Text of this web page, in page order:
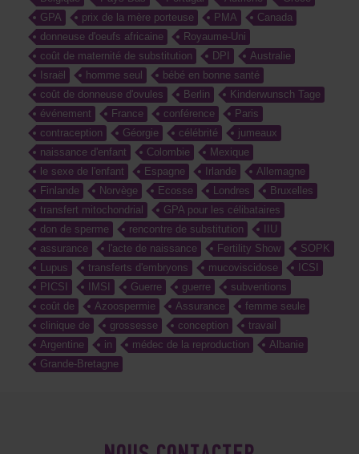
GPA
prix de la mère porteuse PMA
Canada
donneuse d'oeufs africaine
Royaume-Uni
coût de maternité de substitution
DPI
Australie
Israël
homme seul
bébé en bonne santé
coût de donneuse d'ovules
Berlin
Kinderwunsch Tage
événement
France conférence
Paris
contraception
Géorgie célébrité
jumeaux
naissance d'enfant
Colombie
Mexique
le sexe de l'enfant
Espagne Irlande
Allemagne
Finlande
Norvège Ecosse Londres
Bruxelles
transfert mitochondrial
GPA pour les célibataires
don de sperme
rencontre de substitution
IIU
assurance
l'acte de naissance Fertility Show
SOPK
Lupus
transferts d'embryons mucoviscidose
ICSI
PICSI
IMSI Guerre guerre
subventions
coût de
Azoospermie Assurance
femme seule
clinique de
grossesse conception
travail
Argentine
in médec de la reproduction
Albanie
Grande-Bretagne